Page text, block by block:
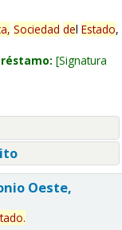
Sociedad del Estado,
Signatura
Oeste,
.